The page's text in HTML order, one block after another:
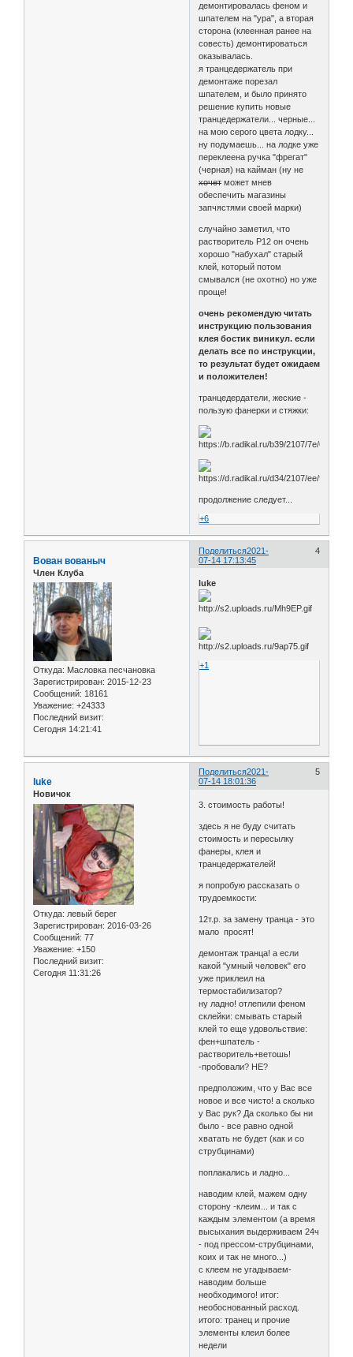
демонтировалась феном и
шпателем на "ура", а вторая
сторона (клеенная ранее на
совесть) демонтироваться
оказывалась.
я транцедержатель при
демонтаже порезал
шпателем, и было принято
решение купить новые
транцедержатели... черные...
на мою серого цвета лодку...
ну подумаешь... на лодке уже
переклеена ручка "фрегат"
(черная) на кайман (ну не
хочет может мнев
обеспечить магазины
запчястями своей марки)
случайно заметил, что
растворитель Р12 он очень
хорошо "набухал" старый
клей, который потом
смывался (не охотно) но уже
проще!
очень рекомендую читать
инструкцию пользования
клея бостик виникул. если
делать все по инструкции,
то результат будет ожидаем
и положителен!
транцедердатели, жеские -
пользую фанерки и стяжки:
продолжение следует...
+6
Поделиться 4
2021-
07-14 17:13:45
Вован вованыч
Член Клуба
Откуда: Масловка песчановка
Зарегистрирован: 2015-12-23
Сообщений: 18161
Уважение: +24333
Последний визит:
Сегодня 14:21:41
luke
+1
Поделиться 5
2021-
07-14 18:01:36
luke
Новичок
Откуда: левый берег
Зарегистрирован: 2016-03-26
Сообщений: 77
Уважение: +150
Последний визит:
Сегодня 11:31:26
3. стоимость работы!
здесь я не буду считать
стоимость и пересылку
фанеры, клея и
транцедержателей!
я попробую рассказать о
трудоемкости:
12т.р. за замену транца - это
мало просят!
демонтаж транца! а если
какой "умный человек" его
уже приклеил на
термостабилизатор?
ну ладно! отлепили феном
склейки: смывать старый
клей то еще удовольствие:
фен+шпатель -
растворитель+ветошь!
-пробовали? НЕ?
предположим, что у Вас все
новое и все чисто! а сколько
у Вас рук? Да сколько бы ни
было - все равно одной
хватать не будет (как и со
струбцинами)
поплакались и ладно...
наводим клей, мажем одну
сторону -клеим... и так с
каждым элементом (а время
высыхания выдерживаем 24ч
- под прессом-струбцинами,
коих и так не много...)
с клеем не угадываем-
наводим больше
необходимого! итог:
необоснованный расход.
итого: транец и прочие
элементы клеил более
недели